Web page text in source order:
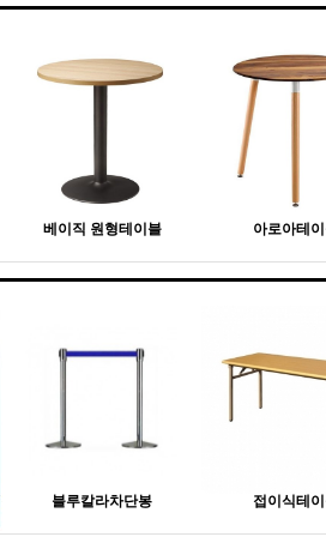
베이직 원형테이블 아로아테
블루칼라차단봉 접이식테